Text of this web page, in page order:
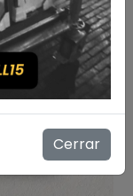
Cerrar